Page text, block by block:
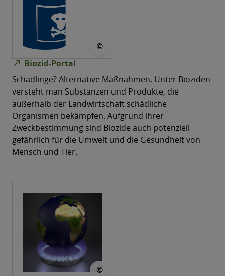
©
north_east Biozid-Portal
Schädlinge? Alternative Maßnahmen. Unter Bioziden
versteht man Substanzen und Produkte, die
außerhalb der Landwirtschaft schädliche
Organismen bekämpfen. Aufgrund ihrer
Zweckbestimmung sind Biozide auch potenziell
gefährlich für die Umwelt und die Gesundheit von
Mensch und Tier.
©